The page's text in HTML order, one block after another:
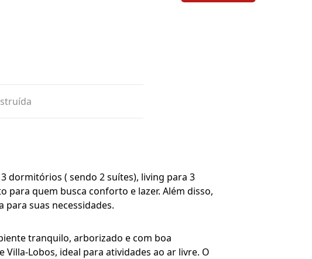
dormitórios ( sendo 2 suítes), living para 3
para quem busca conforto e lazer. Além disso,
suas necessidades.
tranquilo, arborizado e com boa
Lobos, ideal para atividades ao ar livre. O